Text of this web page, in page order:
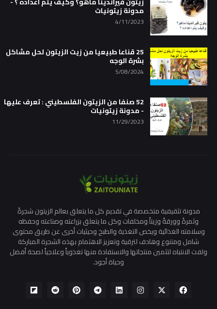
مدونة زيتونيات
4/11/2023
25 قناعا طبيعيا من زيت الزيتون لحل مشاكل
بشرة الوجه
5/08/2024
52 صنفا من الزيتون الفلسطيني : تعرف عليها
- مدونة زيتونيات
11/29/2023
مدونة تثقيفية متخصصة في تقديم كل ما يتعلق بعالم الزيتون شجرةً
وثمرةً وورقةً وزيتاً ومخلفات وكل ما يتعلق بزراعته وصناعته وحفظه
وسلامته الغذائية ويخص التغذية والطبخ وحيثيات أخرى عن طريق محتوى
شامل ومتنوع وهادف لترقية وتعزيز الاهتمام بهذه الشجرة المباركة
ولفت الانتباه لتثمين منتجاتها والاستفادة منها تغذوياً وعلاجياً لصحة أفضل
وحياة أجود.